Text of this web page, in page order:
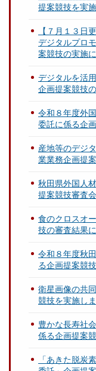
提案競技を実
【７月１３日
デジタルプロ
案競技の実施
デジタルを活
企画提案競
令和８年度外
委託に係る企
産地等のデジ
業業務企画提
秋田県外国人
提案競技審査
食のクロスオ
技の審査結果
令和８年度秋
る企画提案競
衛星画像の共
競技を実施し
豊かな長寿社
係る企画提案
「あきた脱炭